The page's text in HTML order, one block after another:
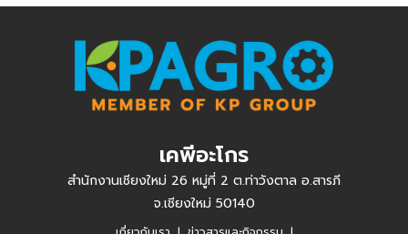
เคพีอะโกร
สำนักงานเชียงใหม่ 26 หมู่ที่ 2 ต.ท่าวังตาล อ.สารภี
จ.เชียงใหม่ 50140